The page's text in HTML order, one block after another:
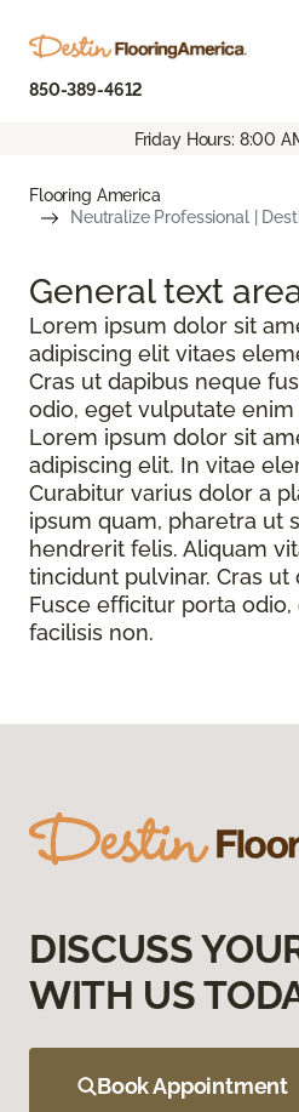
850-389-4612
Friday Hours: 8:00
Flooring America
Neutralize Professional |
General text
Lorem ipsum dolor sit
adipiscing elit vitaes
Cras ut dapibus neque
odio, eget vulputate enim
Lorem ipsum dolor sit
adipiscing elit. In vitae
Curabitur varius dolor a
ipsum quam, pharetra ut
hendrerit felis. Aliquam
tincidunt pulvinar. Cras ut
Fusce efficitur porta
facilisis non.
DISCUSS
WITH US
Book Appointment